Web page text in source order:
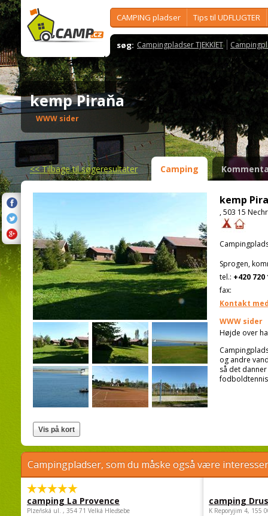
CAMPING pladser Tips til UDFLUGTER
søg: Campingpladser TJEKKIET
kemp Piraňa
WWW sider
<<Tilbage til søgeresultater Camping
kemp
, 503 15
Sprogen,
tel.: +420 720
fax:
Kontakt
WWW sider
Højde over
og andre
så det
Campingpladser, som du måske også være
camping La Provence
Plzeňská ul. , 354 71 Velká Hleďsebe
camping
K Reporyjim 4, 155